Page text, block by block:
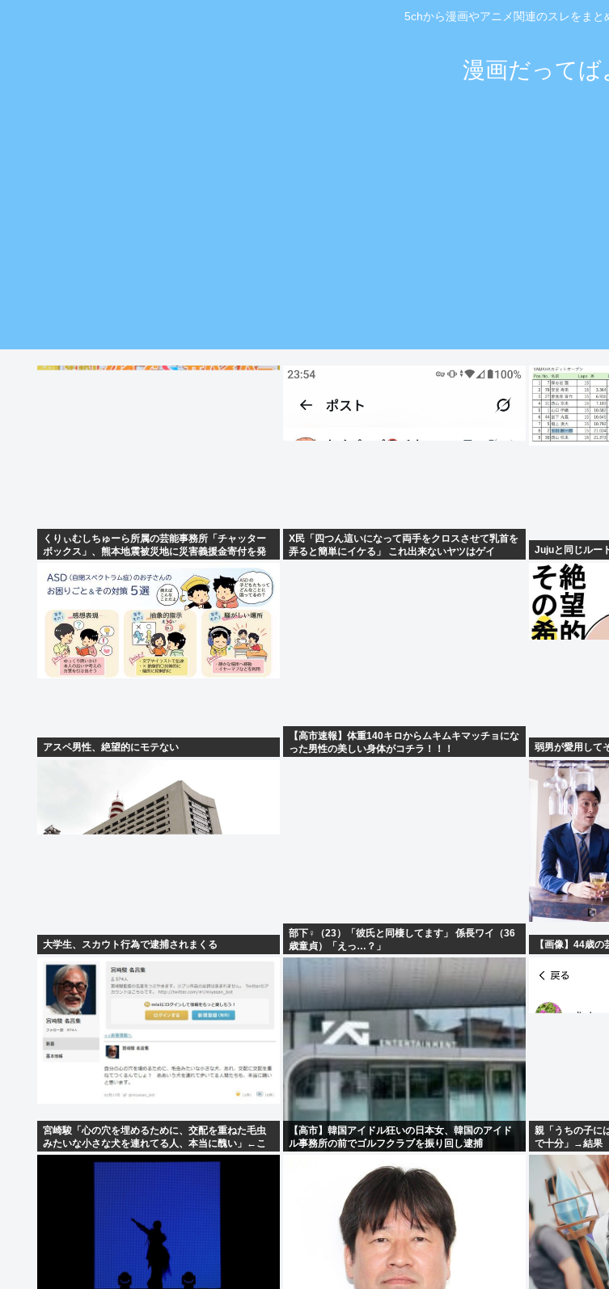
5chから漫画やアニメ関連のスレをまと
漫画だってば
くりぃむしちゅーら所属の芸能事務所「チャッター
ボックス」、熊本地震被災地に災害義援金寄付を発
X民「四つん這いになって両手をクロスさせて乳首を
弄ると簡単にイケる」 これ出来ないヤツはゲイ
Jujuと同じルー
アスペ男性、絶望的にモテない
【高市速報】体重140キロからムキムキマッチョにな
った男性の美しい身体がコチラ！！！
弱男が愛用して
大学生、スカウト行為で逮捕されまくる
部下♀（23）「彼氏と同棲してます」 係長ワイ（36
歳童貞）「えっ…？」
【画像】44歳
宮崎駿「心の穴を埋めるために、交配を重ねた毛虫
みたいな小さな犬を連れてる人、本当に醜い」←こ
れどう思う？
【高市】韓国アイドル狂いの日本女、韓国のアイド
ル事務所の前でゴルフクラブを振り回し逮捕
親「うちの子に
で十分」→結果